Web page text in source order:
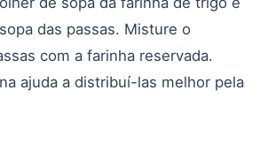
das passas. Misture o
com a farinha reservada.
ajuda a distribuí-las melhor pela